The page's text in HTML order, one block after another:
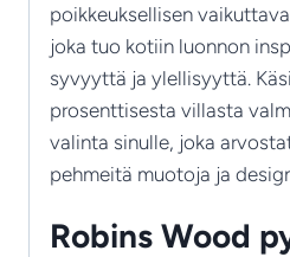
poikkeuksellisen
joka tuo kotiin luonnon
syvyyttä ja ylellisyyttä.
prosenttisesta villasta
valinta sinulle, joka
pehmeitä muotoja ja
Robins Wood